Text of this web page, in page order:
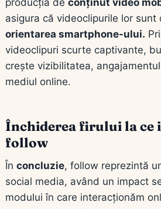
asigura că videoclipurile lor sunt
orientarea smartphone-ului.
videoclipuri scurte captivante,
crește vizibilitatea,
mediul online.
Închiderea firului la ce
follow
În concluzie, follow reprezintă
social media, având un impact
modului în care interacționăm